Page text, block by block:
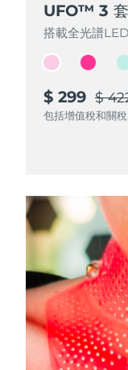
UFO™ 3
搭載全光譜
$ 299 $
包括增值稅和關稅
UFO™ 3
搭載全光譜
$ 299 $
包括增值稅和關稅
UFO™ 3
搭載全光譜
$ 299 $
包括增值稅和關稅
UFO™ 3
搭載全光譜
$ 299 $
包括增值稅和關稅
英國
美國
烏茲別克